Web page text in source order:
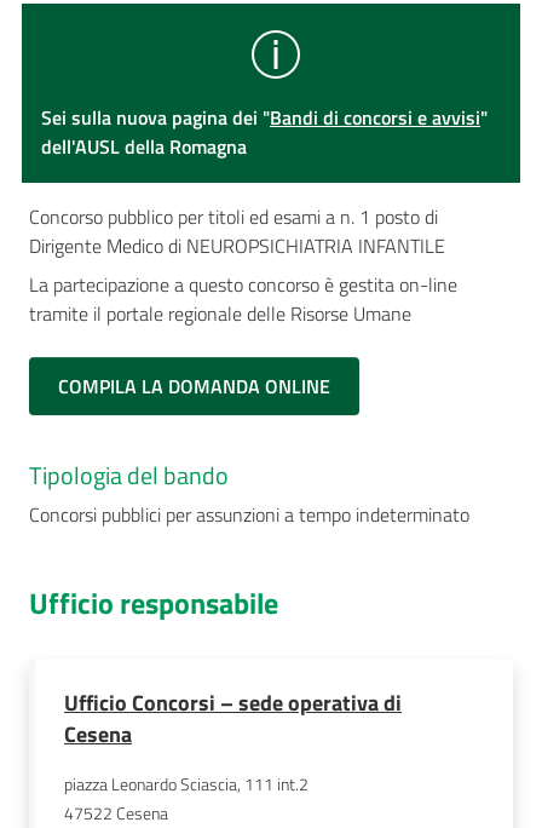
Sei sulla nuova pagina dei "Bandi di concorsi e avvisi"
dell'AUSL della Romagna
Concorso pubblico per titoli ed esami a n. 1 posto di
Dirigente Medico di NEUROPSICHIATRIA INFANTILE
La partecipazione a questo concorso è gestita on-line
tramite il portale regionale delle Risorse Umane
COMPILA LA DOMANDA ONLINE
Tipologia del bando
Concorsi pubblici per assunzioni a tempo indeterminato
Ufficio responsabile
Ufficio Concorsi – sede operativa di
Cesena
piazza Leonardo Sciascia, 111 int.2
47522 Cesena